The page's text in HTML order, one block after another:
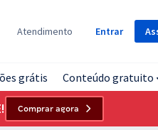
Atendimento Entrar
grátis Conteúdo gratuito
Comprar agora